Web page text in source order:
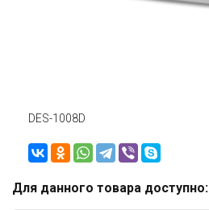
DES-1008D
Для данного товара доступно: